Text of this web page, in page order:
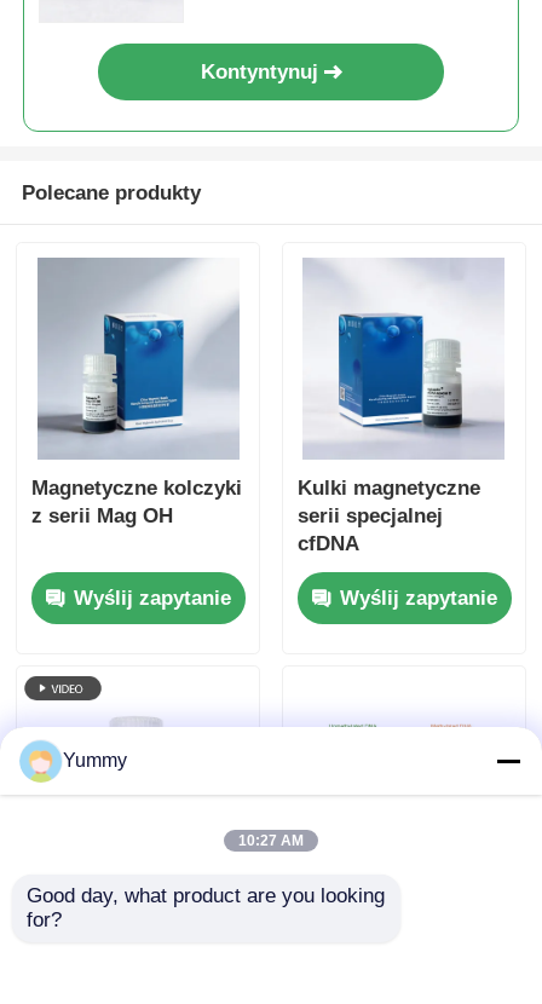
Kontyntynuj
Polecane produkty
Magnetyczne kolczyki
z serii Mag OH
Wyślij zapytanie
Kulki magnetyczne
serii specjalnej
cfDNA
Wyślij zapytanie
Rebeads Mag Oligo
Magnezyjne koraliki
Yummy
10:27 AM
Good day, what product are you looking
for?